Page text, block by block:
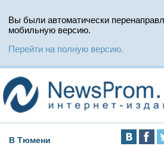
Вы были автоматически
мобильную версию.
Перейти на полную версию.
В Тюмени